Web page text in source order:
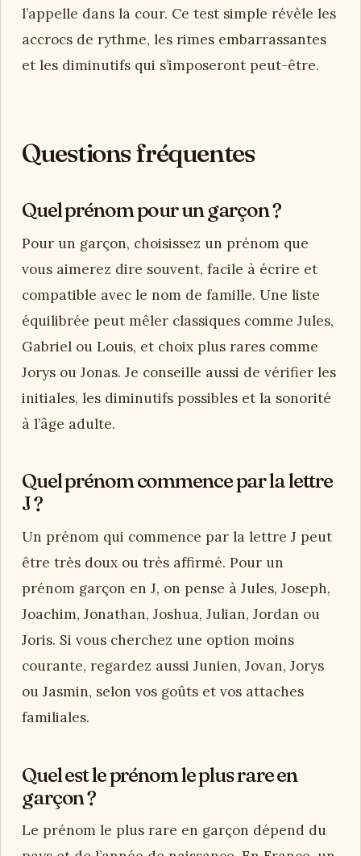
l’appelle dans la cour. Ce test simple révèle les
accrocs de rythme, les rimes embarrassantes
et les diminutifs qui s’imposeront peut-être.
Questions fréquentes
Quel prénom pour un garçon ?
Pour un garçon, choisissez un prénom que
vous aimerez dire souvent, facile à écrire et
compatible avec le nom de famille. Une liste
équilibrée peut mêler classiques comme Jules,
Gabriel ou Louis, et choix plus rares comme
Jorys ou Jonas. Je conseille aussi de vérifier les
initiales, les diminutifs possibles et la sonorité
à l’âge adulte.
Quel prénom commence par la lettre
J ?
Un prénom qui commence par la lettre J peut
être très doux ou très affirmé. Pour un
prénom garçon en J, on pense à Jules, Joseph,
Joachim, Jonathan, Joshua, Julian, Jordan ou
Joris. Si vous cherchez une option moins
courante, regardez aussi Junien, Jovan, Jorys
ou Jasmin, selon vos goûts et vos attaches
familiales.
Quel est le prénom le plus rare en
garçon ?
Le prénom le plus rare en garçon dépend du